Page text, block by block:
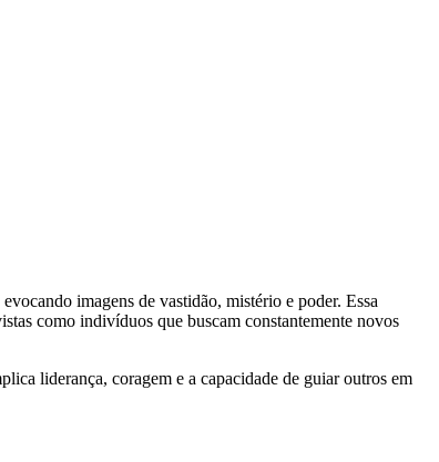
imagens de vastidão, mistério e poder. Essa
como indivíduos que buscam constantemente novos
liderança, coragem e a capacidade de guiar outros em